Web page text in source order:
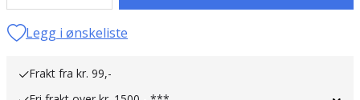
Legg i ønskeliste
Frakt fra kr. 99,-